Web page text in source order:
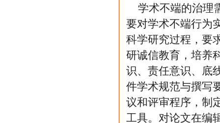
学术不端的治理
要对学术不端行为
科学研究过程，要
研诚信教育，培养
识、责任意识、底
件学术规范与撰写
议和评审程序，制
工具。对论文在编